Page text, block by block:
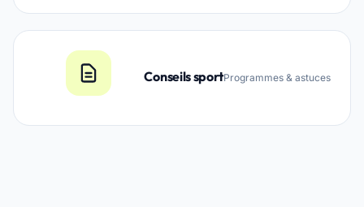
Conseils sportProgrammes & astuces